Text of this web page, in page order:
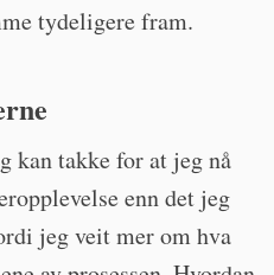
tydeligere fram.
kan takke for at jeg nå
enn det jeg
jeg veit mer om hva